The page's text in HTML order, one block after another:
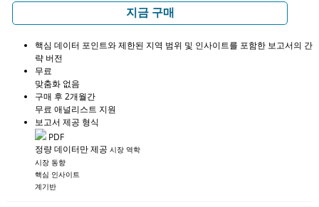
지금 구매
핵심 데이터 포인트와 제한된 지역 범위 및 인사이트를 포함한 보고서의 간
략 버전
무료
맞춤화 없음
구매 후 2개월간
무료 애널리스트 지원
보고서 제공 형식
PDF
정량 데이터만 제공 시장 역학
시장 동향
핵심 인사이트
계기반